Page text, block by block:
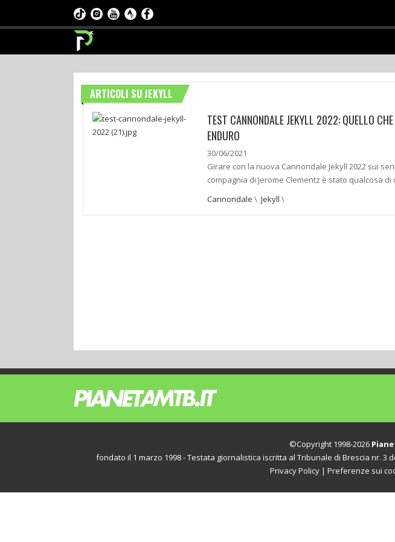
ARTICOLI SU JEKYLL
TEST CANNONDALE JEKYLL 2022: QUELLO
ENDURO
30/06/2021
Girare con la nuova Cannondale Jekyll 2022 sui
compagnia di Jerome Clementz è stato qualcosa
Cannondale \ Jekyll \
©Copyright 1998-2026
fondato il 1 marzo 1998 - Testata giornalistica iscritta al Tribunale di Brescia nr. 3
Privacy Policy | Preferenze sui